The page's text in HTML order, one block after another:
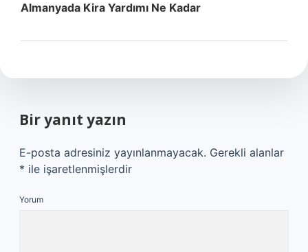
Almanyada Kira Yardımı Ne Kadar
Bir yanıt yazın
E-posta adresiniz yayınlanmayacak. Gerekli alanlar
* ile işaretlenmişlerdir
Yorum